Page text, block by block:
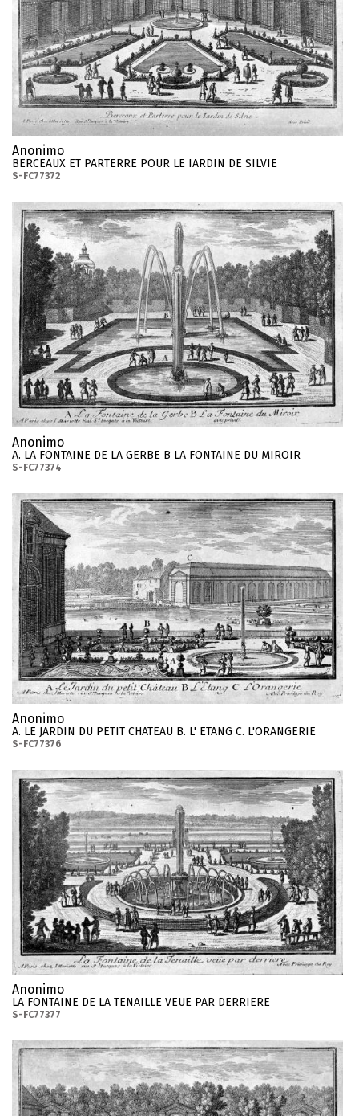
Anonimo
BERCEAUX ET PARTERRE POUR LE IARDIN DE SILVIE
S-FC77372
Anonimo
A. LA FONTAINE DE LA GERBE B LA FONTAINE DU MIROIR
S-FC77374
Anonimo
A. LE JARDIN DU PETIT CHATEAU B. L' ETANG C. L'ORANGERIE
S-FC77376
Anonimo
LA FONTAINE DE LA TENAILLE VEUE PAR DERRIERE
S-FC77377